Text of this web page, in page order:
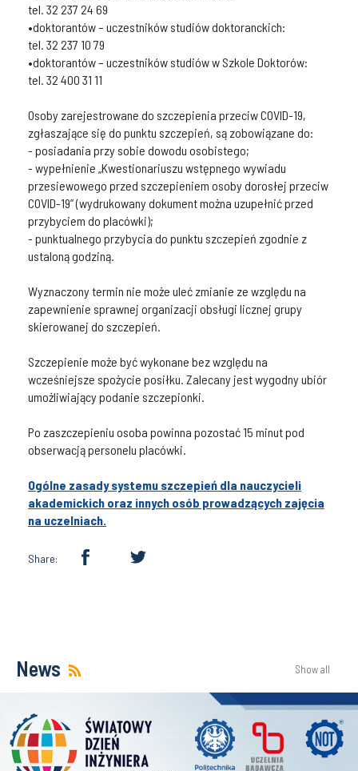
tel. 32 237 24 69
•doktorantów – uczestników studiów doktoranckich:
tel. 32 237 10 79
•doktorantów – uczestników studiów w Szkole Doktorów:
tel. 32 400 31 11
Osoby zarejestrowane do szczepienia przeciw COVID-19,
zgłaszające się do punktu szczepień, są zobowiązane do:
- posiadania przy sobie dowodu osobistego;
- wypełnienie „Kwestionariuszu wstępnego wywiadu
przesiewowego przed szczepieniem osoby dorosłej przeciw
COVID-19” (wydrukowany dokument można uzupełnić przed
przybyciem do placówki);
- punktualnego przybycia do punktu szczepień zgodnie z
ustaloną godziną.
Wyznaczony termin nie może uleć zmianie ze względu na
zapewnienie sprawnej organizacji obsługi licznej grupy
skierowanej do szczepień.
Szczepienie może być wykonane bez względu na
wcześniejsze spożycie posiłku. Zalecany jest wygodny ubiór
umożliwiający podanie szczepionki.
Po zaszczepieniu osoba powinna pozostać 15 minut pod
obserwacją personelu placówki.
Ogólne zasady systemu szczepień dla nauczycieli
akademickich oraz innych osób prowadzących zajęcia
na uczelniach.
Share:
News Show all